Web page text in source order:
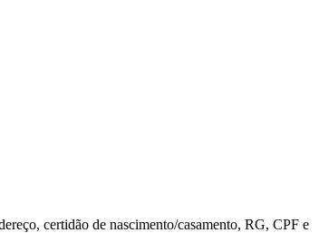
certidão de nascimento/casamento, RG, CPF e